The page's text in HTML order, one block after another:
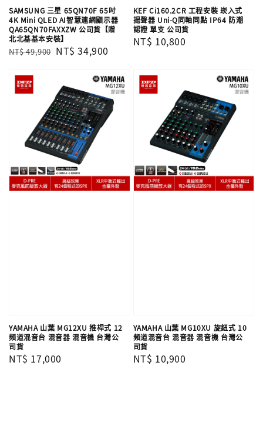
SAMSUNG 三星 65QN70F 65吋
4K Mini QLED AI智慧連網顯示器
QA65QN70FAXXZW 公司貨【贈
北北基基本安裝】
Regular
NT$ 49,900 Sale
NT$ 34,900
KEF Ci160.2CR 工程安裝 崁入式
揚聲器 Uni-Q同軸同點 IP64 防潮
認證 單支​​​​​​​ 公司貨
Regular
NT$ 10,800
YAMAHA 山葉 MG12XU 推桿式 12
頻道混音台 混音器 混音機 台灣公
司貨
Regular
NT$ 17,000
YAMAHA 山葉 MG10XU 旋鈕式 10
頻道混音台 混音器 混音機 台灣公
司貨
Regular
NT$ 10,900